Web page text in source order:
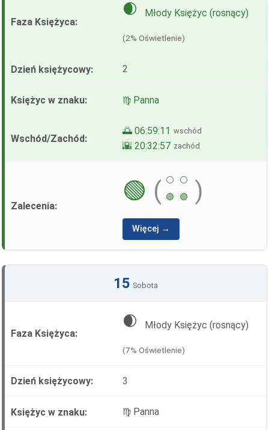
🌒 Młody Księżyc (rosnący)
(2% Oświetlenie)
2
♍ Panna
🌅 06:59:11 wschód
🌇 20:32:57 zachód
🟢 ( ⚪
⚪
🟢
🟢 )
Więcej →
15 Sobota
🌒 Młody Księżyc (rosnący)
(7% Oświetlenie)
3
♍ Panna